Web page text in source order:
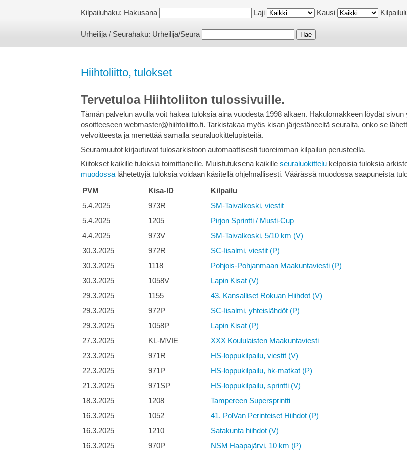
Kilpailuhaku: Hakusana Laji Kausi
Urheilija / Seurahaku: Urheilija/Seura
Hiihtoliitto, tulokset
Tervetuloa Hiihtoliiton tulossivuille.
Tämän palvelun avulla voit hakea tuloksia aina vuodesta 1998 alkaen. Hakulomakkeen löydät
osoitteeseen webmaster@hiihtoliitto.fi. Tarkistakaa myös kisan järjestäneeltä seuralta, onko se
velvoitteesta ja menettää samalla seuraluokittelupisteitä.
Seuramuutot kirjautuvat tulosarkistoon automaattisesti tuoreimman kilpailun perusteella.
Kiitokset kaikille tuloksia toimittaneille. Muistutuksena kaikille seuraluokittelu kelpoisia tuloksia
muodossa lähetettyjä tuloksia voidaan käsitellä ohjelmallisesti. Väärässä muodossa saapuneista
PVM
Kisa-ID Kilpailu
5.4.2025
973R SM-Taivalkoski, viestit
5.4.2025
1205 Pirjon Sprintti / Musti-Cup
4.4.2025
973V SM-Taivalkoski, 5/10 km (V)
30.3.2025
972R SC-Iisalmi, viestit (P)
30.3.2025
1118 Pohjois-Pohjanmaan Maakuntaviesti (P)
30.3.2025
1058V Lapin Kisat (V)
29.3.2025
1155 43. Kansalliset Rokuan Hiihdot (V)
29.3.2025
972P SC-Iisalmi, yhteislähdöt (P)
29.3.2025
1058P Lapin Kisat (P)
27.3.2025
KL-MVIE XXX Koululaisten Maakuntaviesti
23.3.2025
971R HS-loppukilpailu, viestit (V)
22.3.2025
971P HS-loppukilpailu, hk-matkat (P)
21.3.2025
971SP HS-loppukilpailu, sprintti (V)
18.3.2025
1208 Tampereen Supersprintti
16.3.2025
1052 41. PolVan Perinteiset Hiihdot (P)
16.3.2025
1210 Satakunta hiihdot (V)
16.3.2025
970P NSM Haapajärvi, 10 km (P)